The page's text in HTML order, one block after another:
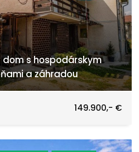
s hospodárskym
a záhradou
149.900,- €